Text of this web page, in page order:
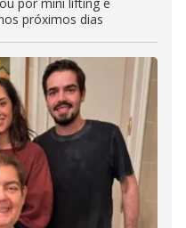
próximos dias